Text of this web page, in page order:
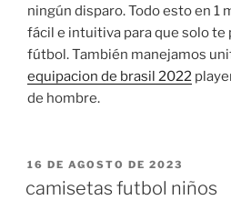
ningún disparo. Todo esto en 1
fácil e intuitiva para que solo te
fútbol. También manejamos
equipacion de brasil 2022
de hombre.
PUBLICADO
16 DE AGOSTO DE 2023
camisetas futbol niños